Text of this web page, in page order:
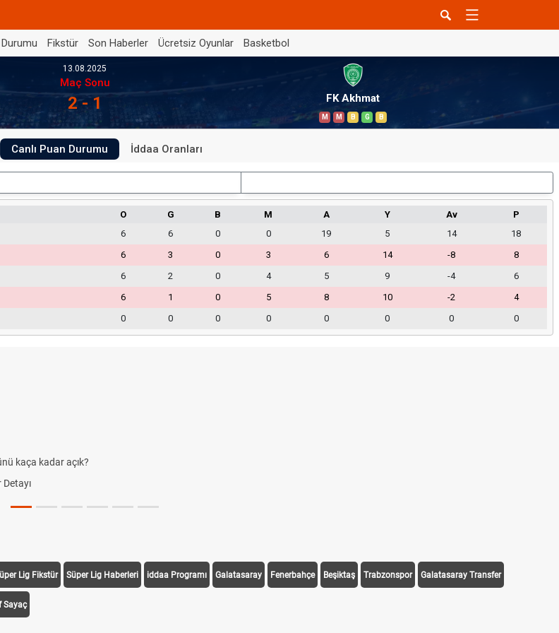
Fikstür Son Haberler Ücretsiz Oyunlar Basketbol
13.08.2025
Maç Sonu
2 - 1 FK Akhmat
M M B G B
Canlı Puan Durumu İddaa Oranları
O G B M A Y Av
P
6 6 0 0 19 5 14
18
6 3 0 3 6 14 -8
8
6 2 0 4 5 9 -4
6
6 1 0 5 8 10 -2
4
0 0 0 0 0 0 0 0
kaça kadar açık?
Detayı
Lig Fikstür Süper Lig Haberleri iddaa Programı Galatasaray Fenerbahçe Beşiktaş Trabzonspor Galatasaray Transfer
Sayaç